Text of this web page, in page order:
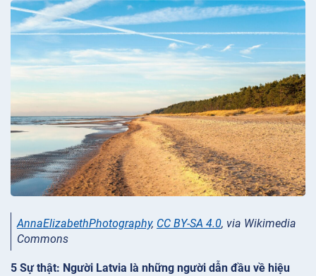
AnnaElizabethPhotography, CC BY-SA 4.0, via Wikimedia
Commons
5 Sự thật: Người Latvia là những người dẫn đầu về hiệu